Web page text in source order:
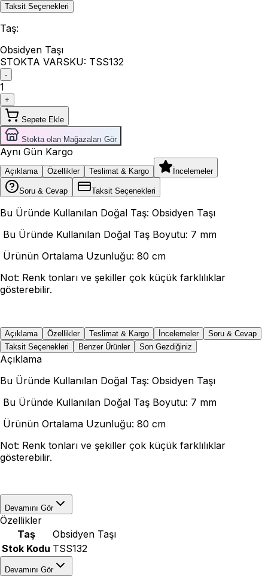
Taksit Seçenekleri
Taş:
Obsidyen Taşı
STOKTA VARSKU: TSS132
-
1
+
Sepete Ekle
Stokta olan Mağazaları Gör
Aynı Gün Kargo
Açıklama Özellikler Teslimat & Kargo İncelemeler
Soru & Cevap Taksit Seçenekleri
Bu Üründe Kullanılan Doğal Taş: Obsidyen Taşı
Bu Üründe Kullanılan Doğal Taş Boyutu: 7 mm
Ürünün Ortalama Uzunluğu: 80 cm
Not: Renk tonları ve şekiller çok küçük farklılıklar
gösterebilir.
Açıklama Özellikler Teslimat & Kargo İncelemeler
Soru & Cevap
Taksit Seçenekleri
Benzer Ürünler Son Gezdiğiniz
Açıklama
Bu Üründe Kullanılan Doğal Taş: Obsidyen Taşı
Bu Üründe Kullanılan Doğal Taş Boyutu: 7 mm
Ürünün Ortalama Uzunluğu: 80 cm
Not: Renk tonları ve şekiller çok küçük farklılıklar
gösterebilir.
Devamını Gör
Özellikler
Taş
Obsidyen Taşı
Stok Kodu TSS132
Devamını Gör